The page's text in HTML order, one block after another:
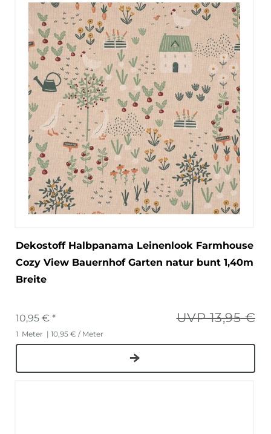
Dekostoff Halbpanama Leinenlook Farmhouse
Cozy View Bauernhof Garten natur bunt 1,40m
Breite
UVP 13,95 €
10,95 € *
1 Meter | 10,95 € / Meter